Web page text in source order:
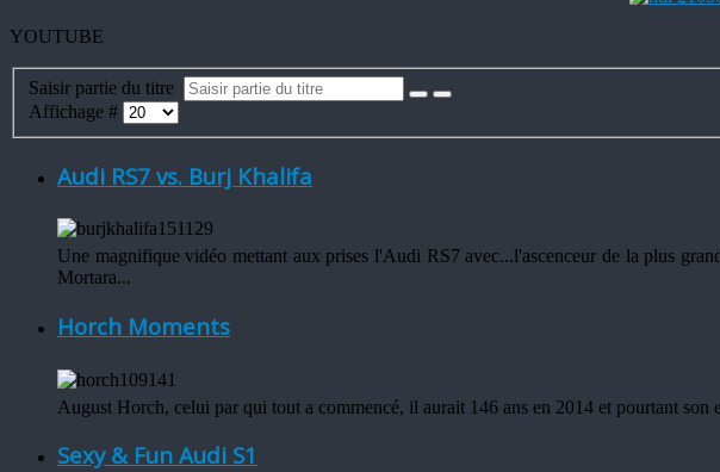
YOUTUBE
Saisir partie du titre
Affichage #
Audi RS7 vs. Burj Khalifa
Une magnifique vidéo mettant aux prises l'Audi RS7 avec...l'ascenceur de la plus
Mortara...
Horch Moments
August Horch, celui par qui tout a commencé, il aurait 146 ans en 2014 et pourtant
Sexy & Fun Audi S1